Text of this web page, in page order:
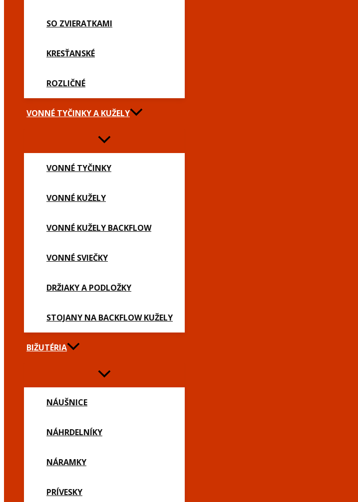
SO ZVIERATKAMI
KRESŤANSKÉ
ROZLIČNÉ
VONNÉ TYČINKY A KUŽELY
VONNÉ TYČINKY
VONNÉ KUŽELY
VONNÉ KUŽELY BACKFLOW
VONNÉ SVIEČKY
DRŽIAKY A PODLOŽKY
STOJANY NA BACKFLOW KUŽELY
BIŽUTÉRIA
NÁUŠNICE
NÁHRDELNÍKY
NÁRAMKY
PRÍVESKY